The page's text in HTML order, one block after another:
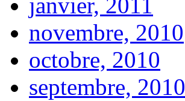
novembre, 2010
octobre, 2010
septembre, 2010